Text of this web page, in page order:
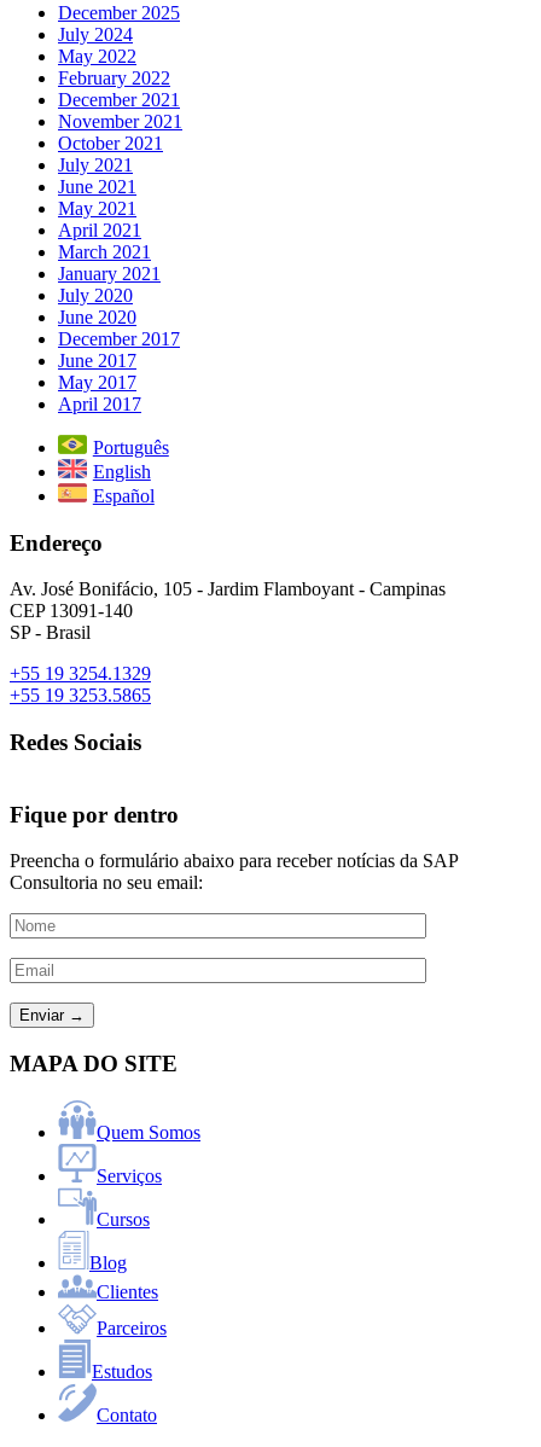
December 2025
July 2024
May 2022
February 2022
December 2021
November 2021
October 2021
July 2021
June 2021
May 2021
April 2021
March 2021
January 2021
July 2020
June 2020
December 2017
June 2017
May 2017
April 2017
Português
English
Español
Endereço
Av. José Bonifácio, 105 - Jardim Flamboyant - Campinas
CEP 13091-140
SP - Brasil
+55 19 3254.1329
+55 19 3253.5865
Redes Sociais
Fique por dentro
Preencha o formulário abaixo para receber notícias da SAP
Consultoria no seu email:
MAPA DO SITE
Quem Somos
Serviços
Cursos
Blog
Clientes
Parceiros
Estudos
Contato